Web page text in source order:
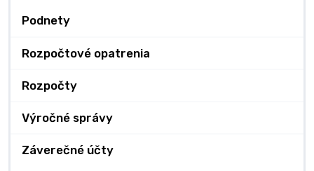
Podnety
Rozpočtové opatrenia
Rozpočty
Výročné správy
Záverečné účty